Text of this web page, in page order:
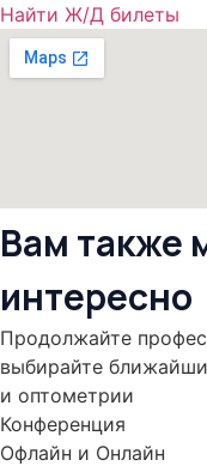
Найти Ж/Д билеты
Вам также
интересно
Продолжайте
выбирайте
и оптометрии
Конференция
Офлайн и Онлайн